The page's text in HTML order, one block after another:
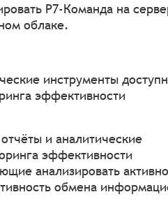
Р7-Команда на
облаке.
инструменты
эффективности
и аналитические
эффективности
анализировать
обмена